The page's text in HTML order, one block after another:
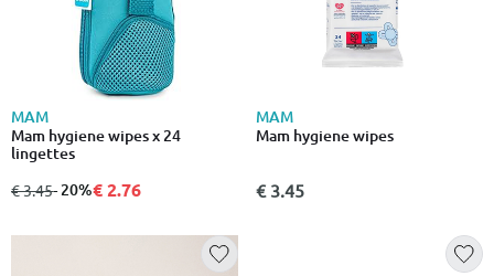
MAM
Mam hygiene wipes x 24
lingettes
από
€ 3.45σε
- 20%€ 2.76
MAM
Mam hygiene wipes
€ 3.45